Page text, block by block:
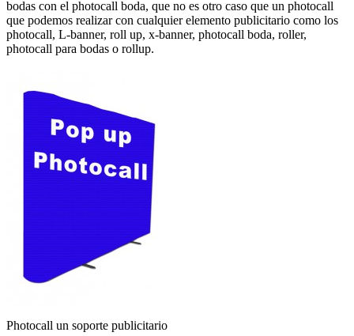
bodas con el photocall boda, que no es otro caso que un photocall
que podemos realizar con cualquier elemento publicitario como los
photocall, L-banner, roll up, x-banner, photocall boda, roller,
photocall para bodas o rollup.
Photocall un soporte publicitario